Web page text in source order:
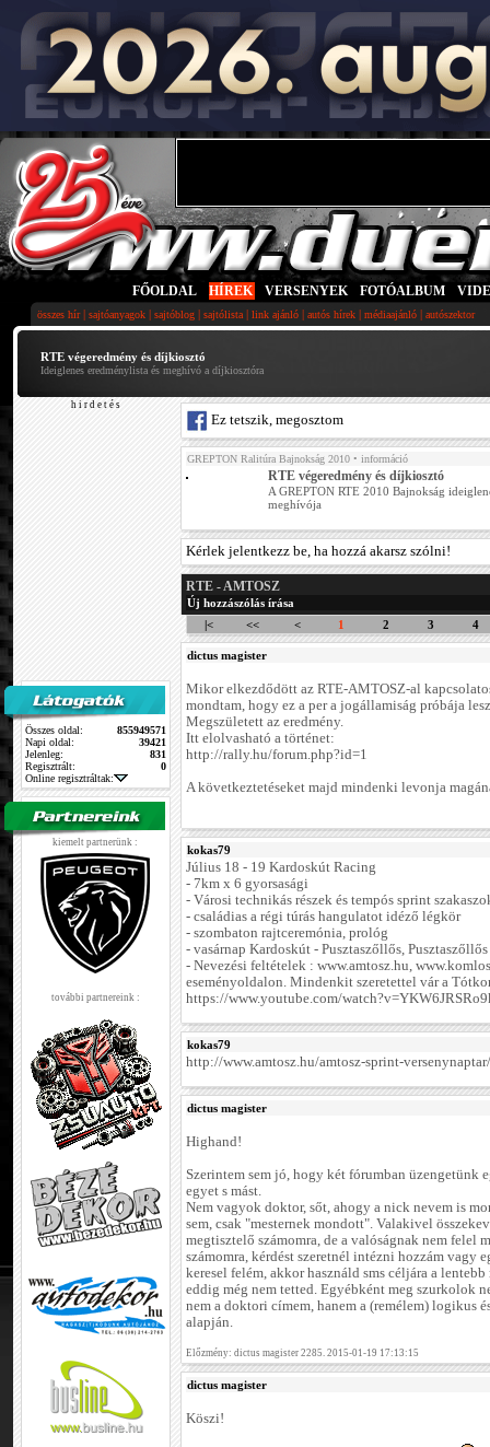
FŐOLDAL HÍREK VERSENYEK FOTÓALBUM
összes hír| sajtóanyagok | sajtóblog | sajtólista | link ajánló | autós hírek | médiaajánló | autószektor
RTE végeredmény és díjkiosztó
Ideiglenes eredménylista és meghívó a díjkiosztóra
h i r d e t é s
Összes oldal:
855949571
Napi oldal:
39421
Jelenleg:
831
Regisztrált:
0
Online regisztráltak:
kiemelt partnerünk :
további partnereink :
Ez tetszik, megosztom
GREPTON Ralitúra Bajnokság 2010 • információ
RTE végeredmény és díjkiosztó
A GREPTON RTE 2010 Bajnokság
meghívója
Kérlek jelentkezz be, ha hozzá akarsz szólni!
RTE - AMTOSZ
Új hozzászólás írása
|<
<< < 1 2 3 4
dictus magister
Mikor elkezdődött az RTE-AMTOSZ-al
mondtam, hogy ez a per a jogállamiság próbája
Megszületett az eredmény.
Itt elolvasható a történet:
http://rally.hu/forum.php?id=1
A következtetéseket majd mindenki levonja
kokas79
Július 18 - 19 Kardoskút Racing
- 7km x 6 gyorsasági
- Városi technikás részek és tempós sprint
- családias a régi túrás hangulatot idéző légkör
- szombaton rajtceremónia, prológ
- vasárnap Kardoskút - Pusztaszőllős,
- Nevezési feltételek : www.amtosz.hu,
eseményoldalon. Mindenkit szeretettel vár a
https://www.youtube.com/
kokas79
http://www.amtosz.hu/amtosz-sprint-versenynaptar/
dictus magister
Highand!
Szerintem sem jó, hogy két fórumban üzengetünk
egyet s mást.
Nem vagyok doktor, sőt, ahogy a nick nevem is
sem, csak "mesternek mondott". Valakivel
megtisztelő számomra, de a valóságnak nem felel
számomra, kérdést szeretnél intézni hozzám vagy
keresel felém, akkor használd sms céljára a
eddig még nem tetted. Egyébként meg szurkolok
nem a doktori címem, hanem a (remélem) logikus
alapján.
Előzmény: dictus magister 2285. 2015-01-19 17:13:15
dictus magister
Köszi!